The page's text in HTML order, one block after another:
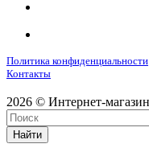
Политика конфиденциальности
Контакты
2026 © Интернет-
Найти